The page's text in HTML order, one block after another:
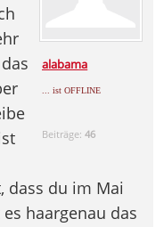
alabama
... ist OFFLINE
Beiträge:46
dass du im Mai
haargenau das